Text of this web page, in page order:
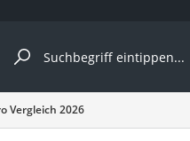
Kategorie
Vergleich 2026